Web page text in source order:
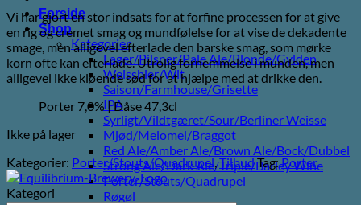
Forside
Shop
Kategorier
Lager/Pilsner/Pale Ale/Blonde/Gylden
Weissbier/Wit
Saison/Farmhouse/Grisette
IPA
Syrligt/Vildtgæret/Sour/Berliner Weisse
Mjød/Melomel/Braggot
Red Ale/Amber Ale/Brown Ale/Bock/Dubbel
Strong Ale/Dark Ale/Triple/Barley Wine
Porter/Stouts/Quadrupel
Røgøl
pris
var:
76,00 kr..
pris
er:
45,00 kr..
Vi har gjort en stor indsats for at forfine processen for at give
en rig og cremet smag og mundfølelse for at vise de dekadente
smage, men alligevel efterlade den barske smag, som mørke
korn ofte kan efterlade. Utrolig fornemmelse i munden, men
alligevel ikke kløende sød for at hjælpe med at drikke den.
Porter 7,0% | Dåse 47,3cl
Ikke på lager
Kategorier: Porter/Stouts/Quadrupel,TilbudTag:Porter
Kategori